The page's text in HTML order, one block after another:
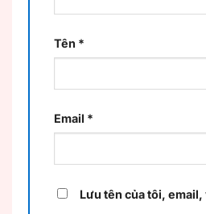
Tên *
Email *
Lưu tên của tôi,